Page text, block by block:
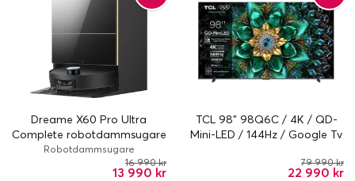
Dreame X60 Pro Ultra
Complete robotdammsugare
- Svart
Robotdammsugare
13 990 kr
16 990 kr
TCL 98" 98Q6C / 4K / QD-
Mini-LED / 144Hz / Google Tv
22 990 kr
79 990 kr